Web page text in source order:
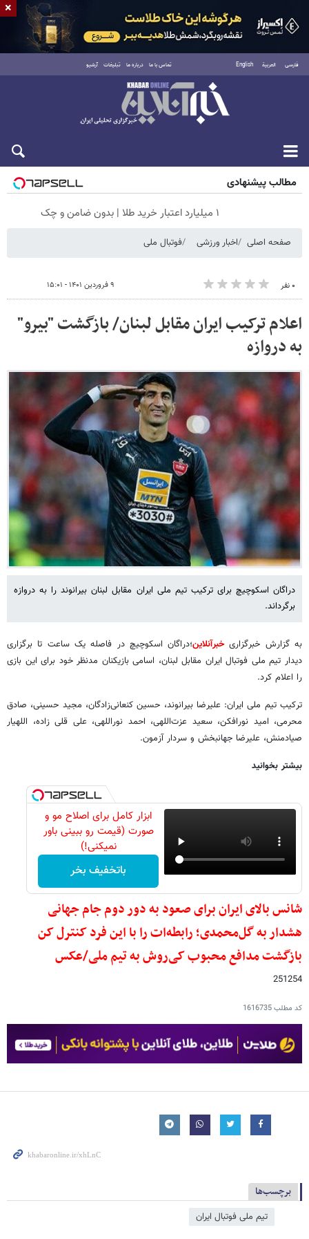
فارسی العربية English تماس با ما درباره ما تبلیغات آرشیو
جمعه ۱۶ مرداد ۱۴۰۵
مطالب پیشنهادی
۱ میلیارد اعتبار خرید طلا | بدون ضامن و چک
صفحه اصلی اخبار ورزشی فوتبال ملی
۰ نفر ۹ فروردین ۱۴۰۱ - ۱۵:۰۱
اعلام ترکیب ایران مقابل لبنان/ بازگشت "بیرو"
به دروازه
دراگان اسکوچیچ برای ترکیب تیم ملی ایران مقابل لبنان بیرانوند را به دروازه
برگرداند.
به گزارش خبرگزاریخبرآنلاین؛دراگان اسکوچیچ در فاصله یک ساعت تا برگزاری
دیدار تیم ملی فوتبال ایران مقابل لبنان، اسامی بازیکنان مدنظر خود برای این بازی
را اعلام کرد.
ترکیب تیم ملی ایران: علیرضا بیرانوند، حسین کنعانی‌زادگان، مجید حسینی، صادق
محرمی، امید نورافکن، سعید عزت‌اللهی، احمد نوراللهی، علی قلی زاده، اللهیار
صیادمنش، علیرضا جهانبخش و سردار آزمون.
بیشتر بخوانید
ابزار کامل برای اصلاح مو و
صورت (قیمت رو ببینی باور
نمیکنی!)
باتخفیف بخر
شانس بالای ایران برای صعود به دور دوم جام جهانی
هشدار به گل‌محمدی؛ رابطه‌ات را با این فرد کنترل کن
بازگشت مدافع محبوب کی‌روش به تیم ملی/عکس
251254
کد مطلب1616735
برچسب‌ها
تیم ملی فوتبال ایران
×